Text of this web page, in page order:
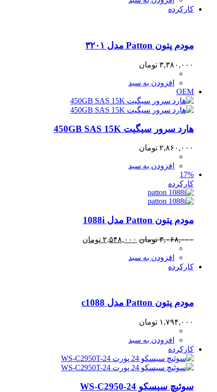
کارکرده
مودم پتون Patton مدل ۳۲۰۱
۳,۳۸۰,۰۰۰ تومان
افزودن به سبد
OEM
هارد سرور سیگیت 450GB SAS 15K
۲,۸۶۰,۰۰۰ تومان
افزودن به سبد
17%
کارکرده
مودم پتون Patton مدل 1088i
۳,۰۶۸,۰۰۰ تومان قیمت
۲,۵۴۸,۰۰۰ تومان
افزودن به سبد
کارکرده
مودم پتون Patton مدل c1088
۱,۷۹۴,۰۰۰ تومان
افزودن به سبد
کارکرده
سوئیچ سیسکو WS-C2950-24